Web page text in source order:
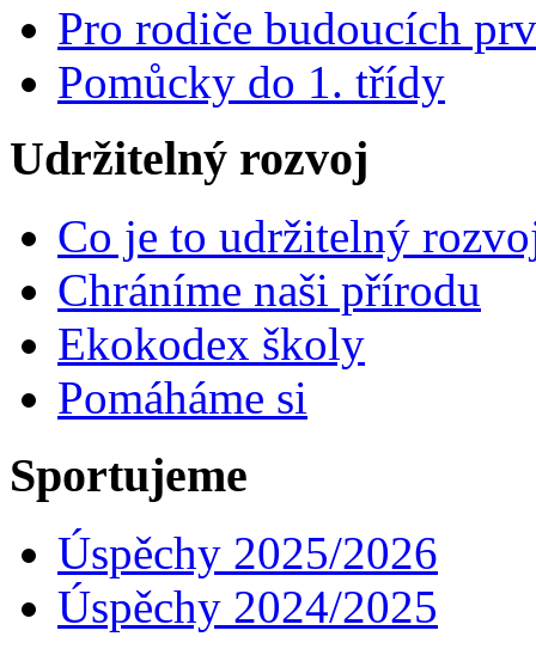
Pro rodiče budoucích
Pomůcky do 1. třídy
Udržitelný rozvoj
Co je to udržitelný
Chráníme naši přírodu
Ekokodex školy
Pomáháme si
Sportujeme
Úspěchy 2025/2026
Úspěchy 2024/2025